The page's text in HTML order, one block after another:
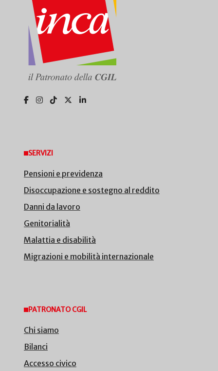
SERVIZI
Pensioni e previdenza
Disoccupazione e sostegno al reddito
Danni da lavoro
Genitorialità
Malattia e disabilità
Migrazioni e mobilità internazionale
PATRONATO CGIL
Chi siamo
Bilanci
Accesso civico